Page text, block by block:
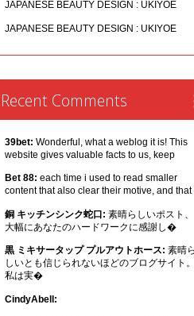
JAPANESE BEAUTY DESIGN : UKIYOE
JAPANESE BEAUTY DESIGN : UKIYOE
Recent Comments
39bet: Wonderful, what a weblog it is! This
website gives valuable facts to us, keep
Bet 88: each time i used to read smaller
content that also clear their motive, and that
銅 キッチンシンク蛇口: 素晴らしいポスト、
大幅にあなたのハードワークに感謝し�
黒 ミキサータップ プルアウトホース: 素晴ら
しいとも信じられないほどのブログサイト。
私は実�
CindyAbell: